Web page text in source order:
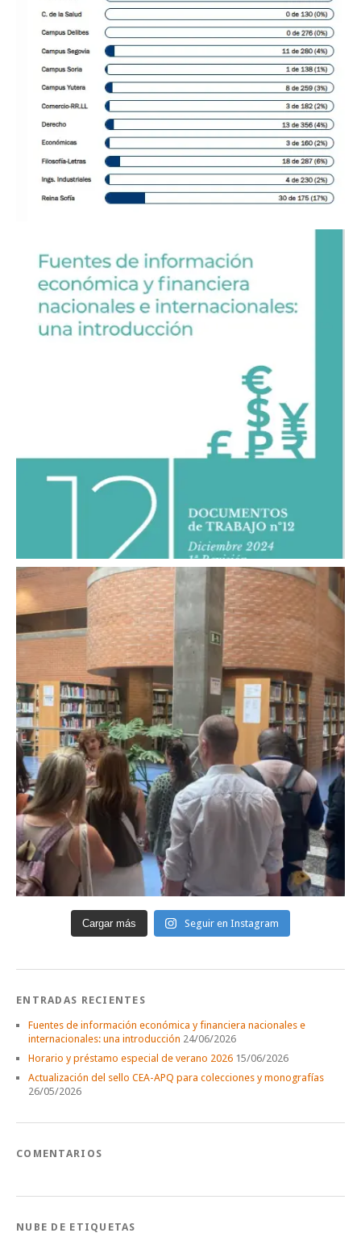
Cargar más Seguir en Instagram
ENTRADAS RECIENTES
Fuentes de información económica y financiera nacionales e
internacionales: una introducción 24/06/2026
Horario y préstamo especial de verano 2026 15/06/2026
Actualización del sello CEA-APQ para colecciones y monografías
26/05/2026
COMENTARIOS
NUBE DE ETIQUETAS